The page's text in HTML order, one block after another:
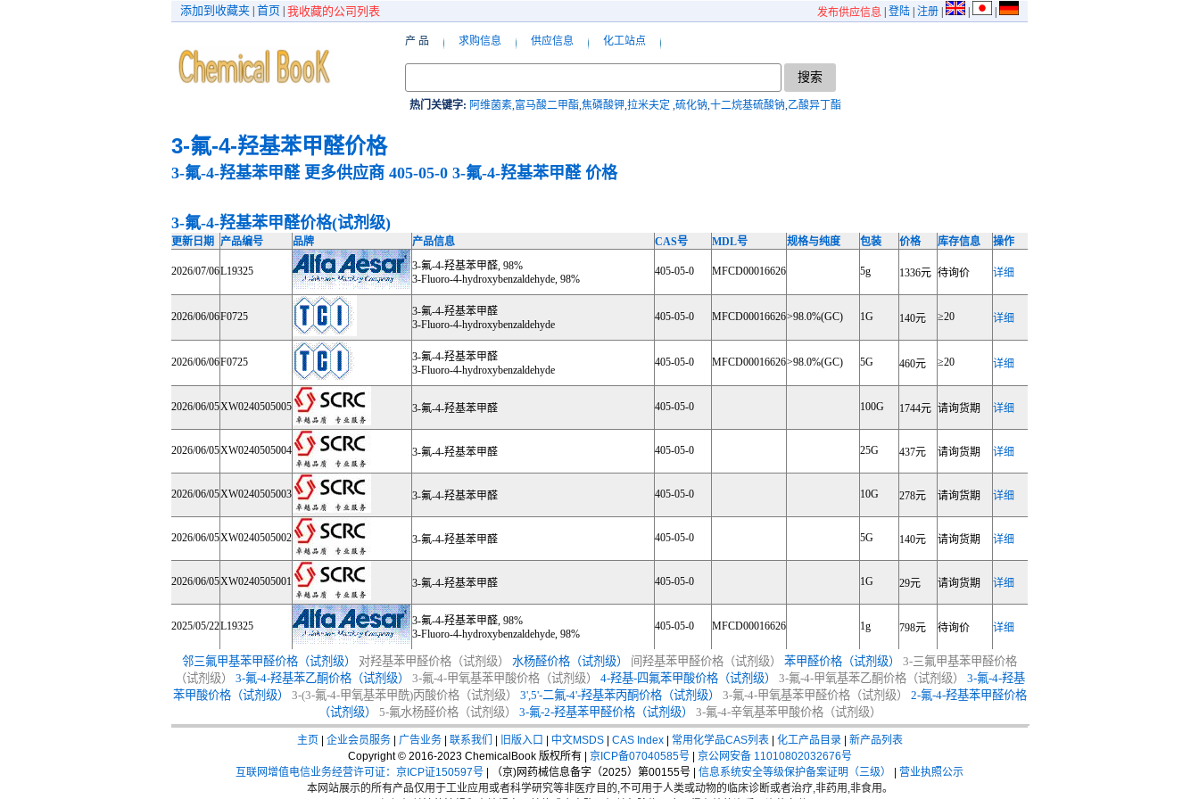
发布供应信息 登陆 注册
添加到收藏夹 首页 我收藏的公司列表
产 品 求购信息 供应信息 化工站点
热门关键字: 阿维菌素 富马酸二甲酯 焦磷酸钾 拉米夫定 硫化钠 十二烷基硫酸钠 乙酸异丁酯
3-氟-4-羟基苯甲醛价格
3-氟-4-羟基苯甲醛 更多供应商 405-05-0 3-氟-4-羟基苯甲醛 价格
3-氟-4-羟基苯甲醛价格(试剂级)
更新日期 产品编号 品牌 产品信息 CAS号 MDL号 规格与纯度 包装 价格 库存信息 操作
2026/07/06L19325
3-氟-4-羟基苯甲醛, 98%
3-Fluoro-4-hydroxybenzaldehyde, 98%
405-05-0 MFCD00016626 5g 1336元 待询价 详细
2026/06/06F0725
3-氟-4-羟基苯甲醛
3-Fluoro-4-hydroxybenzaldehyde
405-05-0 MFCD00016626>98.0%(GC) 1G 140元 ≥20 详细
2026/06/06F0725
3-氟-4-羟基苯甲醛
3-Fluoro-4-hydroxybenzaldehyde
405-05-0 MFCD00016626>98.0%(GC) 5G 460元 ≥20 详细
2026/06/05XW0240505005 3-氟-4-羟基苯甲醛 405-05-0 100G 1744元 请询货期 详细
2026/06/05XW0240505004 3-氟-4-羟基苯甲醛 405-05-0 25G 437元 请询货期 详细
2026/06/05XW0240505003 3-氟-4-羟基苯甲醛 405-05-0 10G 278元 请询货期 详细
2026/06/05XW0240505002 3-氟-4-羟基苯甲醛 405-05-0 5G 140元 请询货期 详细
2026/06/05XW0240505001 3-氟-4-羟基苯甲醛 405-05-0 1G 29元 请询货期 详细
2025/05/22L19325
3-氟-4-羟基苯甲醛, 98%
3-Fluoro-4-hydroxybenzaldehyde, 98%
405-05-0 MFCD00016626 1g 798元 待询价 详细
邻三氟甲基苯甲醛价格（试剂级） 对羟基苯甲醛价格（试剂级） 水杨醛价格（试剂级） 间羟基苯甲醛价格（试剂级） 苯甲醛价格（试剂级）
3-三氟甲基苯甲醛价格
（试剂级）
3-氟-4-羟基苯乙酮价格（试剂级） 3-氟-4-甲氧基苯甲酸价格（试剂级） 4-羟基-四氟苯甲酸价格（试剂级） 3-氟-4-甲氧基苯乙酮价格（试剂级）
3-氟-4-羟基
苯甲酸价格（试剂级）
3-(3-氟-4-甲氧基苯甲酰)丙酸价格（试剂级） 3',5'-二氟-4'-羟基苯丙酮价格（试剂级） 3-氟-4-甲氧基苯甲醛价格（试剂级）
2-氟-4-羟基苯甲醛价格
（试剂级）
5-氟水杨醛价格（试剂级） 3-氟-2-羟基苯甲醛价格（试剂级） 3-氟-4-辛氧基苯甲酸价格（试剂级）
主页| 企业会员服务| 广告业务| 联系我们 | 旧版入口 | 中文MSDS| CAS Index| 常用化学品CAS列表| 化工产品目录| 新产品列表
Copyright © 2016-2023 ChemicalBook 版权所有 | 京ICP备07040585号| 京公网安备 11010802032676号
互联网增值电信业务经营许可证：京ICP证150597号 | （京)网药械信息备字（2025）第00155号 | 信息系统安全等级保护备案证明（三级） | 营业执照公示
本网站展示的所有产品仅用于工业应用或者科学研究等非医疗目的,不可用于人类或动物的临床诊断或者治疗,非药用,非食用。